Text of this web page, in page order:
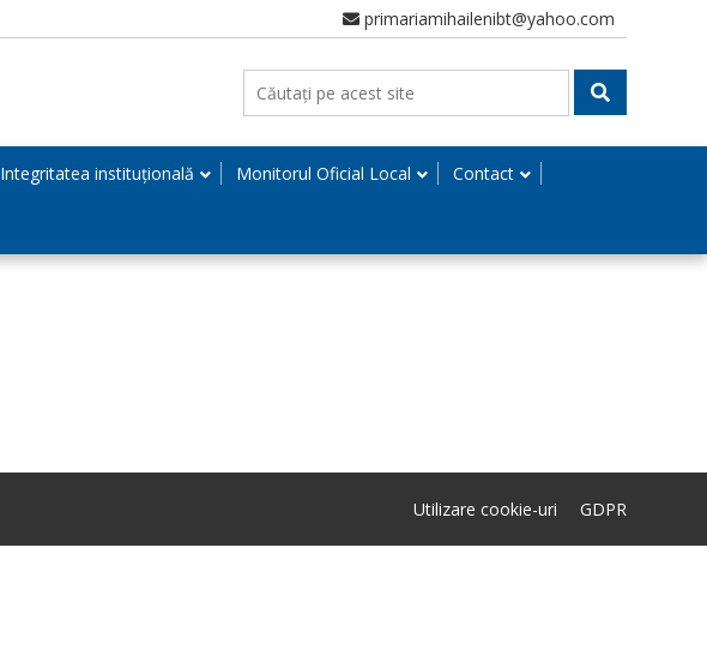
primariamihailenibt@yahoo.com
Integritatea instituțională Monitorul Oficial Local Contact
Utilizare cookie-uri GDPR